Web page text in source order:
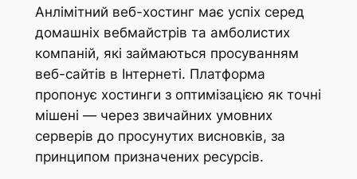
Анлімітний веб-хостинг має успіх серед
домашніх вебмайстрів та амболистих
компаній, які займаються просуванням
веб-сайтів в Інтернеті. Платформа
пропонує хостинги з оптимізацією як точні
мішені — через звичайних умовних
серверів до просунутих висновків, за
принципом призначених ресурсів.